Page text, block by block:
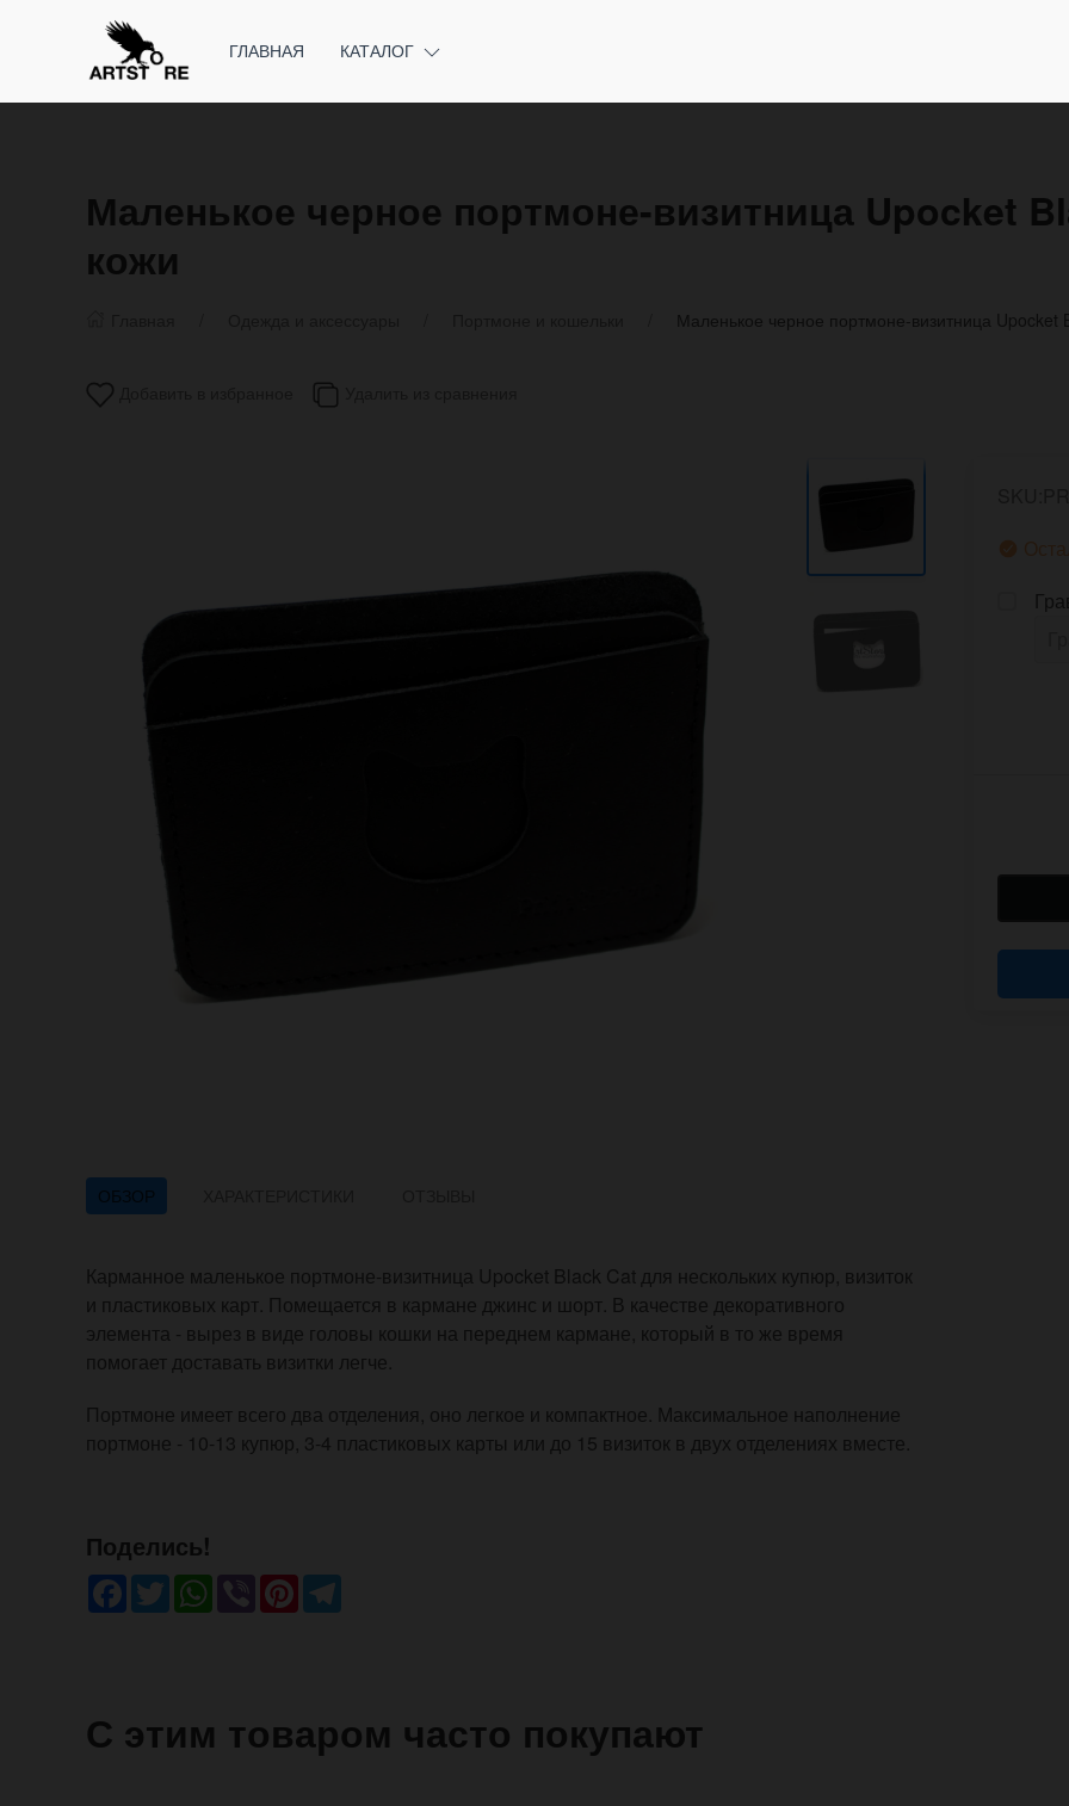
ГЛАВНАЯ КАТАЛОГ
Маленькое черное портмоне-визитница Upocket
кожи
Маленькое черное портмоне-визитница Upocket
ОБЗОР
Карманное маленькое портмоне-визитница Upocket Black Cat для нескольких купюр, визиток
и пластиковых карт. Помещается в кармане джинс и шорт. В качестве декоративного
элемента - вырез в виде головы кошки на переднем кармане, который в то же время
помогает доставать визитки легче.
Портмоне имеет всего два отделения, оно легкое и компактное. Максимальное наполнение
портмоне - 10-13 купюр, 3-4 пластиковых карты или до 15 визиток в двух отделениях вместе.
Поделись!
Facebook
TwitterWhatsApp
ViberPinterest
С этим товаром часто покупают